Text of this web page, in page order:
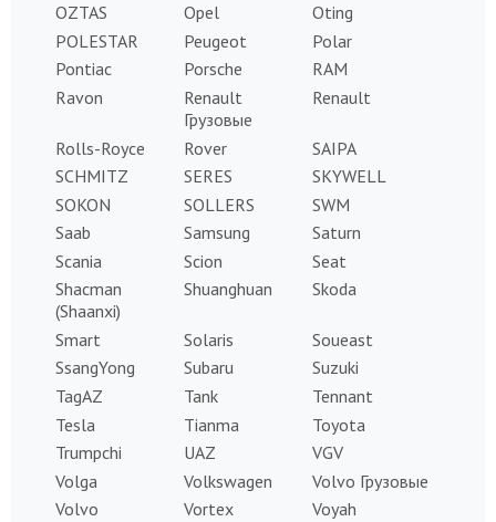
OZTAS
Opel
Oting
POLESTAR
Peugeot
Polar
Pontiac
Porsche
RAM
Ravon
Renault
Грузовые
Renault
Rolls-Royce Rover
SAIPA
SCHMITZ
SERES
SKYWELL
SOKON
SOLLERS
SWM
Saab
Samsung
Saturn
Scania
Scion
Seat
Shacman
(Shaanxi)
Shuanghuan Skoda
Smart Solaris
Soueast
SsangYong
Subaru
Suzuki
TagAZ
Tank
Tennant
Tesla
Tianma
Toyota
Trumpchi
UAZ
VGV
Volga
Volkswagen
Volvo Грузовые
Volvo
Vortex
Voyah